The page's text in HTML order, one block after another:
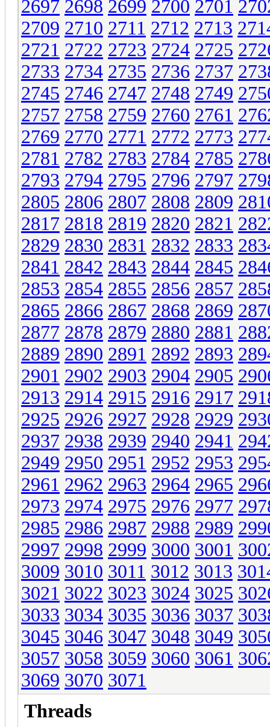
2697 2698 2699 2700 2701
2709 2710 2711 2712 2713
2721 2722 2723 2724 2725
2733 2734 2735 2736 2737
2745 2746 2747 2748 2749
2757 2758 2759 2760 2761
2769 2770 2771 2772 2773
2781 2782 2783 2784 2785
2793 2794 2795 2796 2797
2805 2806 2807 2808 2809
2817 2818 2819 2820 2821
2829 2830 2831 2832 2833
2841 2842 2843 2844 2845
2853 2854 2855 2856 2857
2865 2866 2867 2868 2869
2877 2878 2879 2880 2881
2889 2890 2891 2892 2893
2901 2902 2903 2904 2905
2913 2914 2915 2916 2917
2925 2926 2927 2928 2929
2937 2938 2939 2940 2941
2949 2950 2951 2952 2953
2961 2962 2963 2964 2965
2973 2974 2975 2976 2977
2985 2986 2987 2988 2989
2997 2998 2999 3000 3001
3009 3010 3011 3012 3013
3021 3022 3023 3024 3025
3033 3034 3035 3036 3037
3045 3046 3047 3048 3049
3057 3058 3059 3060 3061
3069 3070 3071
Threads